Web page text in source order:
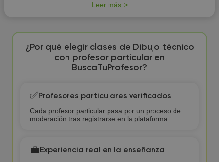
Leer más
¿Por qué elegir clases de Dibujo técnico
con profesor particular en
BuscaTuProfesor?
✅Profesores particulares verificados
Cada profesor particular pasa por un proceso de
moderación tras registrarse en la plataforma
💼Experiencia real en la enseñanza